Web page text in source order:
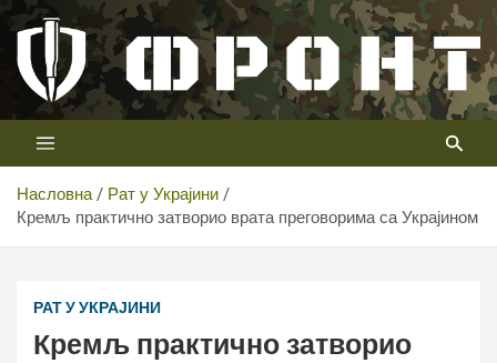
Скип
цонтент
Телевизија ФРОНТ
Први војни канал у Србији
Насловна
Рат у Украјини
Кремљ практично затворио врата преговорима са Украјином
РАТ У УКРАЈИНИ
Кремљ практично затворио